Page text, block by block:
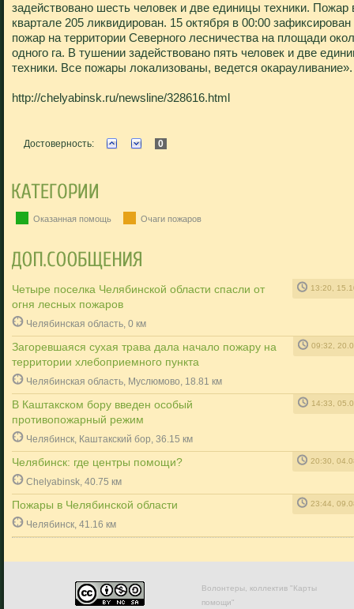
задействовано шесть человек и две единицы техники. Пожар
квартале 205 ликвидирован. 15 октября в 00:00 зафиксирован
пожар на территории Северного лесничества на площади
одного га. В тушении задействовано пять человек и две
техники. Все пожары локализованы, ведется окарауливание».
http://chelyabinsk.ru/newsline/328616.html
Достоверность: 0
Оказанная помощь Очаги пожаров
Четыре поселка Челябинской области спасли от
огня лесных пожаров
13:20,
Челябинская область, 0 км
Загоревшаяся сухая трава дала начало пожару на
территории хлебоприемного пункта
09:32,
Челябинская область, Муслюмово, 18.81 км
В Каштакском бору введен особый
противопожарный режим
14:33,
Челябинск, Каштакский бор, 36.15 км
Челябинск: где центры помощи? 20:30,
Chelyabinsk, 40.75 км
Пожары в Челябинской области 23:44,
Челябинск, 41.16 км
Волонтеры, коллектив "Карты
помощи"